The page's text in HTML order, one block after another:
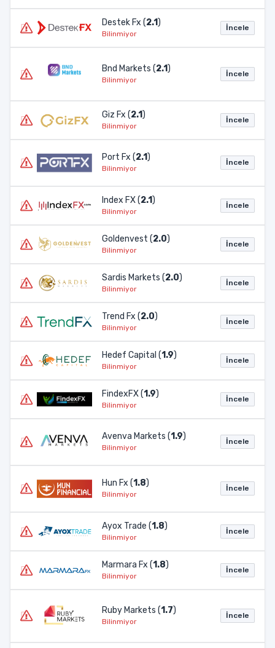
Destek Fx (2.1)
Bilinmiyor
İncele
Bnd Markets (2.1)
Bilinmiyor
İncele
Giz Fx (2.1)
Bilinmiyor
İncele
Port Fx (2.1)
Bilinmiyor
İncele
Index FX (2.1)
Bilinmiyor
İncele
Goldenvest (2.0)
Bilinmiyor
İncele
Sardis Markets (2.0)
Bilinmiyor
İncele
Trend Fx (2.0)
Bilinmiyor
İncele
Hedef Capital (1.9)
Bilinmiyor
İncele
FindexFX (1.9)
Bilinmiyor
İncele
Avenva Markets (1.9)
Bilinmiyor
İncele
Hun Fx (1.8)
Bilinmiyor
İncele
Ayox Trade (1.8)
Bilinmiyor
İncele
Marmara Fx (1.8)
Bilinmiyor
İncele
Ruby Markets (1.7)
Bilinmiyor
İncele